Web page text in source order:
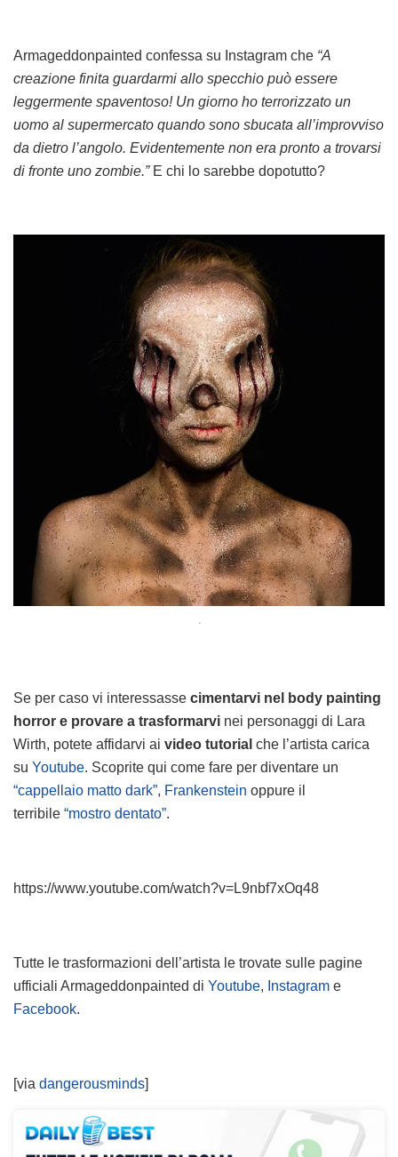
Armageddonpainted confessa su Instagram che “A
creazione finita guardarmi allo specchio può essere
leggermente spaventoso! Un giorno ho terrorizzato un
uomo al supermercato quando sono sbucata all’improvviso
da dietro l’angolo. Evidentemente non era pronto a trovarsi
di fronte uno zombie.” E chi lo sarebbe dopotutto?
.
Se per caso vi interessasse cimentarvi nel body painting
horror e provare a trasformarvi nei personaggi di Lara
Wirth, potete affidarvi ai video tutorial che l’artista carica
su Youtube. Scoprite qui come fare per diventare un
“cappellaio matto dark”, Frankenstein oppure il
terribile “mostro dentato”.
https://www.youtube.com/watch?v=L9nbf7xOq48
Tutte le trasformazioni dell’artista le trovate sulle pagine
ufficiali Armageddonpainted di Youtube, Instagram e
Facebook.
[via dangerousminds]